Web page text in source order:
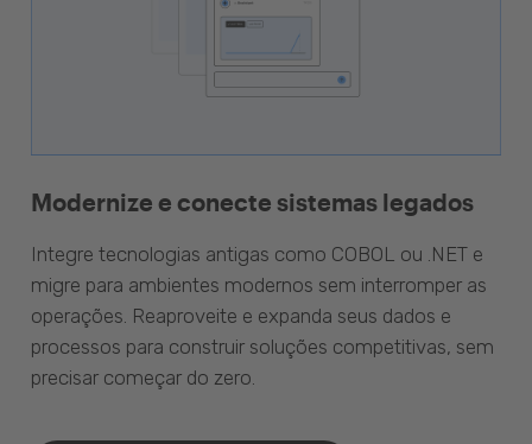
Modernize e conecte sistemas legados
Integre tecnologias antigas como COBOL ou .NET e
migre para ambientes modernos sem interromper as
operações. Reaproveite e expanda seus dados e
processos para construir soluções competitivas, sem
precisar começar do zero.